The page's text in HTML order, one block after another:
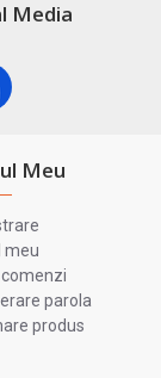
Media
Meu
meu
parola
produs